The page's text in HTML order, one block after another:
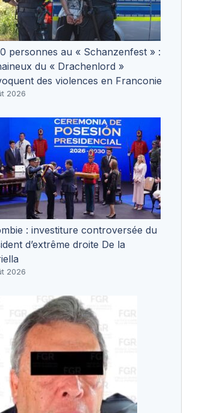
personnes au « Schanzenfest » :
du « Drachenlord »
des violences en Franconie
2026
: investiture controversée du
d’extrême droite De la
2026